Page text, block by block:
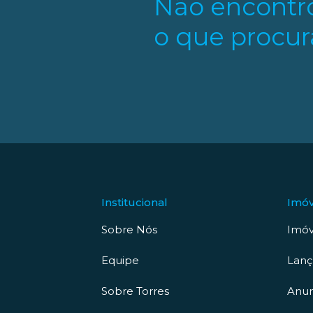
Não
o que
Institucional
Sobre Nós
Equipe
Sobre Torres